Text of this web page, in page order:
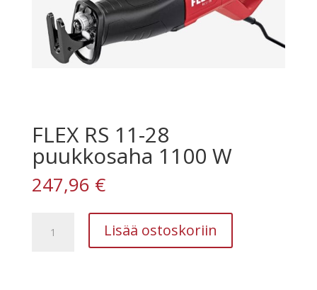
FLEX RS 11-28
puukkosaha 1100 W
247,96 €
Lisää ostoskoriin